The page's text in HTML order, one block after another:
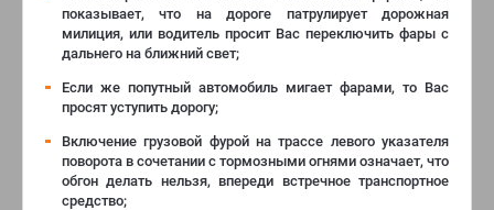
показывает, что на дороге патрулирует дорожная
милиция, или водитель просит Вас переключить фары с
дальнего на ближний свет;
Если же попутный автомобиль мигает фарами, то Вас
просят уступить дорогу;
Включение грузовой фурой на трассе левого указателя
поворота в сочетании с тормозными огнями означает, что
обгон делать нельзя, впереди встречное транспортное
средство;